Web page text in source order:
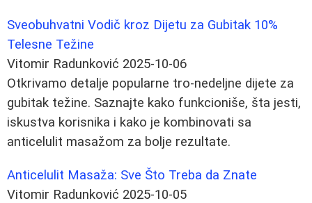
Sveobuhvatni Vodič kroz Dijetu za Gubitak 10%
Telesne Težine
Vitomir Radunković 2025-10-06
Otkrivamo detalje popularne tro-nedeljne dijete za
gubitak težine. Saznajte kako funkcioniše, šta jesti,
iskustva korisnika i kako je kombinovati sa
anticelulit masažom za bolje rezultate.
Anticelulit Masaža: Sve Što Treba da Znate
Vitomir Radunković 2025-10-05